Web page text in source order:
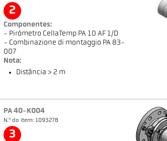
2
Componentes:
- Pirómetro CellaTemp PA 10 AF 1/D
- Combinazione di montaggio PA 83-
007
Nota:
Distância > 2 m
PA 40-K004
N.º do item: 1093278
3